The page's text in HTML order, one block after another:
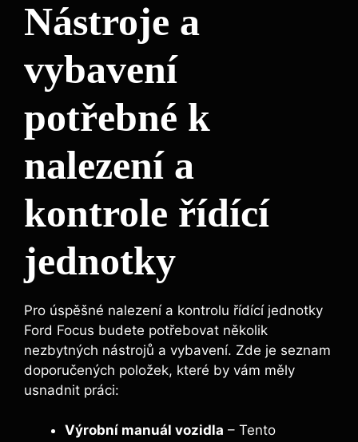
Nástroje a
vybavení
potřebné k
nalezení a
kontrole řídící
jednotky
Pro úspěšné nalezení a kontrolu řídící jednotky
Ford Focus budete potřebovat několik
nezbytných nástrojů a vybavení. Zde je seznam
doporučených položek, které by vám měly
usnadnit práci:
Výrobní manuál vozidla – Tento